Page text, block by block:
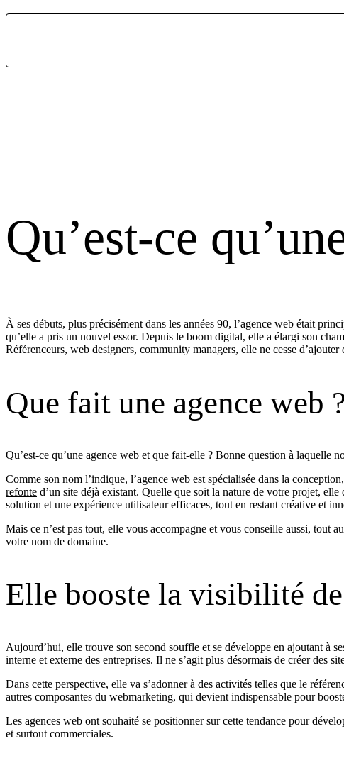
Qu’est-ce
À ses débuts, plus précisément dans les années 90, l’agence web était
qu’elle a pris un nouvel essor. Depuis le boom digital, elle a élargi son
Référenceurs, web designers, community managers, elle ne cesse
Que fait une agence web
Qu’est-ce qu’une agence web et que fait-elle ? Bonne question à laquelle
Comme son nom l’indique, l’agence web est spécialisée dans la
refonte d’un site déjà existant. Quelle que soit la nature de votre projet,
solution et une expérience utilisateur efficaces, tout en restant créative et
Mais ce n’est pas tout, elle vous accompagne et vous conseille aussi, tout
votre nom de domaine.
Elle booste la visibilité
Aujourd’hui, elle trouve son second souffle et se développe en ajoutant à
interne et externe des entreprises. Il ne s’agit plus désormais de créer des
Dans cette perspective, elle va s’adonner à des activités telles que le
autres composantes du webmarketing, qui devient indispensable pour
Les agences web ont souhaité se positionner sur cette tendance pour
et surtout commerciales.